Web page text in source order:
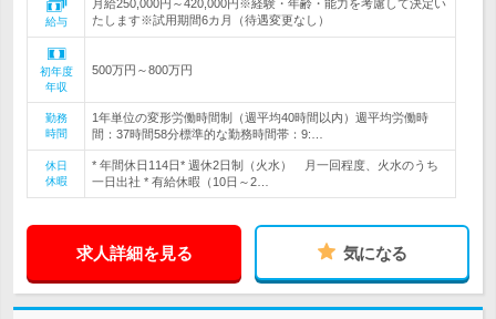
給与
月給250,000円～420,000円※経験・年齢・能力を考慮して決定い
たします※試用期間6カ月（待遇変更なし）
初年度
年収
500万円～800万円
勤務
時間
1年単位の変形労働時間制（週平均40時間以内）週平均労働時
間：37時間58分標準的な勤務時間帯：9:…
休日
休暇
* 年間休日114日* 週休2日制（火水） 月一回程度、火水のうち
一日出社 * 有給休暇（10日～2…
求人詳細を見る 気になる